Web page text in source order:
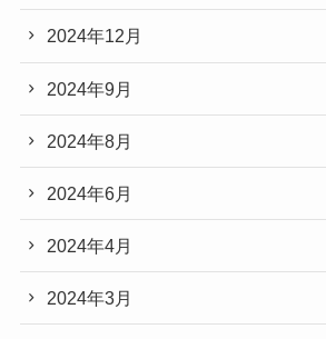
2024年12月
2024年9月
2024年8月
2024年6月
2024年4月
2024年3月